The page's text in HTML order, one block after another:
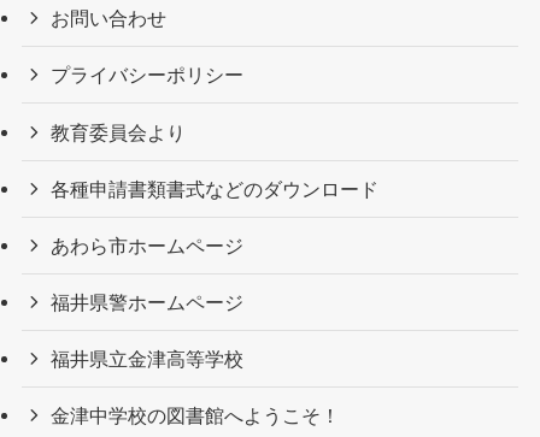
お問い合わせ
プライバシーポリシー
教育委員会より
各種申請書類書式などのダウンロード
あわら市ホームページ
福井県警ホームページ
福井県立金津高等学校
金津中学校の図書館へようこそ！